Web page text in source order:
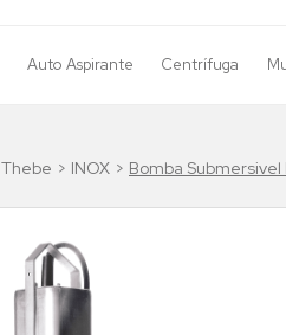
Auto Aspirante Centrífuga
Thebe INOX Bomba